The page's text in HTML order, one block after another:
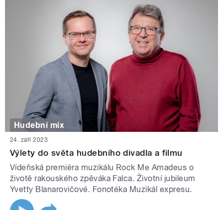
Hudební mix
24. září 2023
Výlety do světa hudebního divadla a filmu
Vídeňská premiéra muzikálu Rock Me Amadeus o
životě rakouského zpěváka Falca. Životní jubileum
Yvetty Blanarovičové. Fonotéka Muzikál expresu.